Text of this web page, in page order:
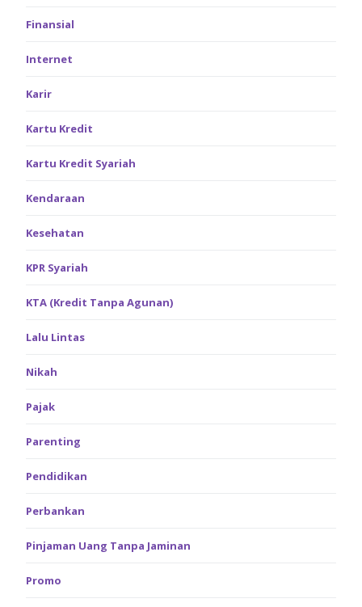
Finansial
Internet
Karir
Kartu Kredit
Kartu Kredit Syariah
Kendaraan
Kesehatan
KPR Syariah
KTA (Kredit Tanpa Agunan)
Lalu Lintas
Nikah
Pajak
Parenting
Pendidikan
Perbankan
Pinjaman Uang Tanpa Jaminan
Promo